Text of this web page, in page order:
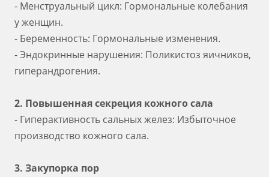
- Менструальный цикл: Гормональные колебания
у женщин.
- Беременность: Гормональные изменения.
- Эндокринные нарушения: Поликистоз яичников,
гиперандрогения.
2. Повышенная секреция кожного сала
- Гиперактивность сальных желез: Избыточное
производство кожного сала.
3. Закупорка пор